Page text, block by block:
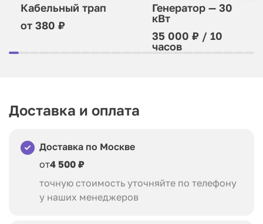
Кабельный трап
от 380 ₽
Генератор — 30
кВт
35 000 ₽ / 10
часов
Доставка и оплата
Доставка по Москве
от4 500 ₽
точную стоимость уточняйте по телефону
у наших менеджеров